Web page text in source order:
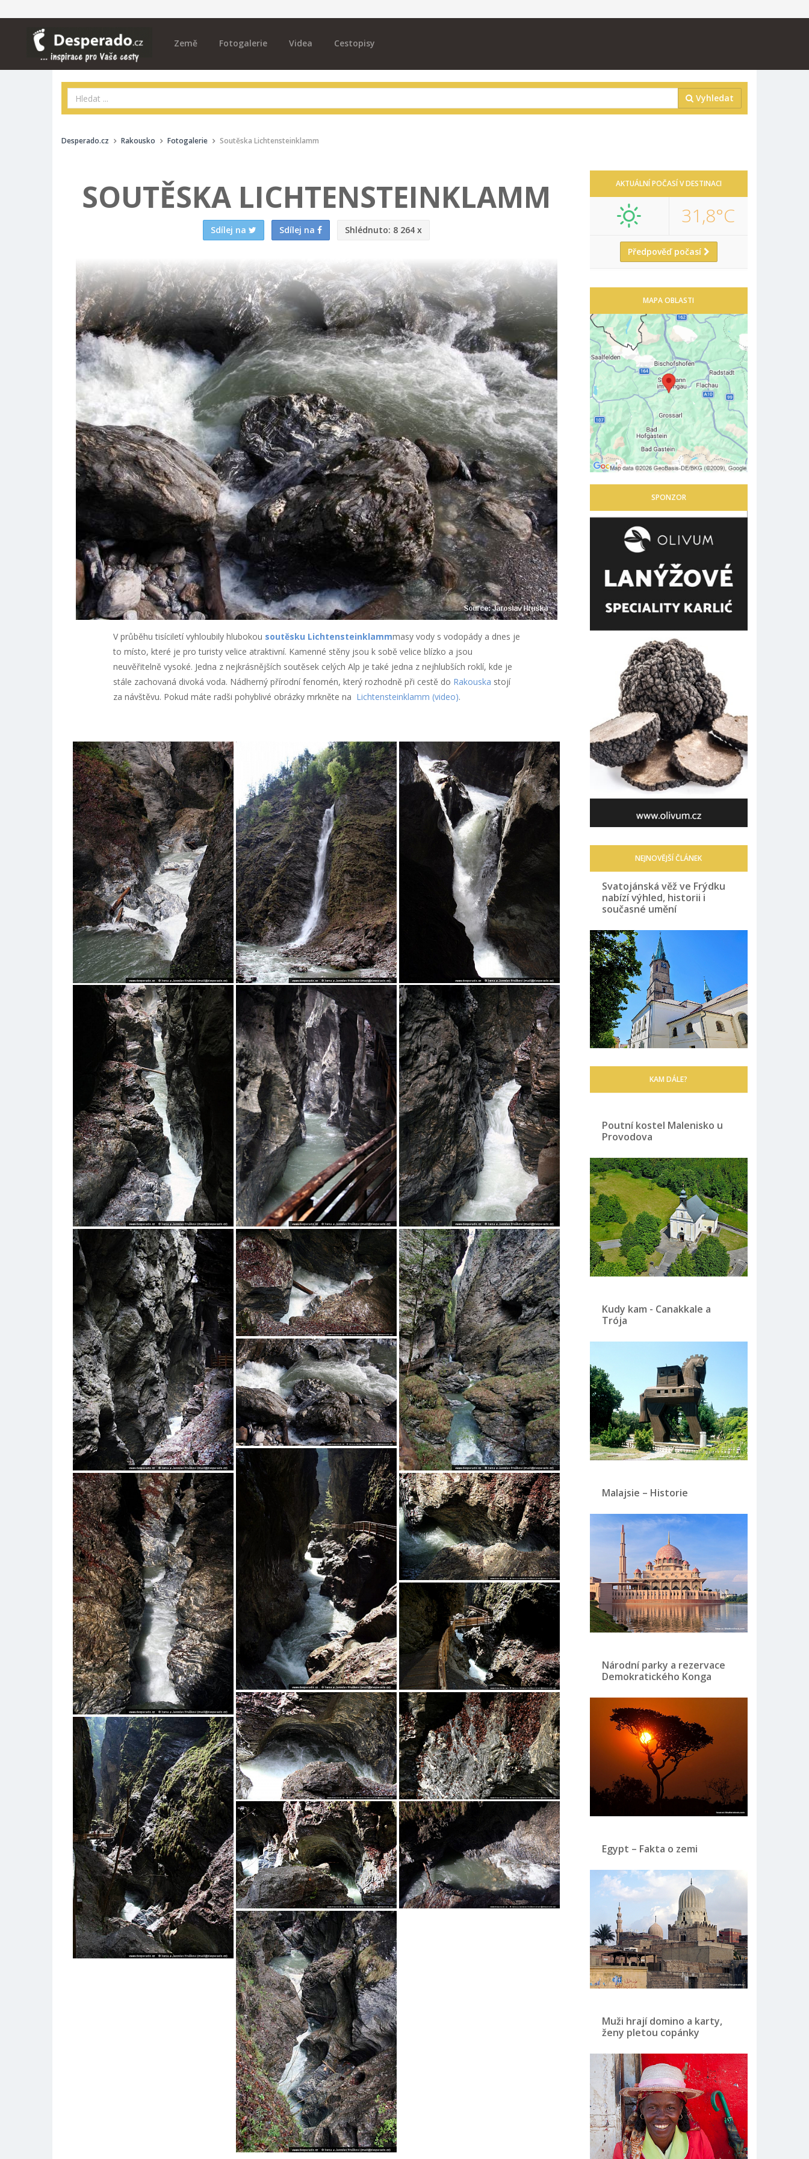
Země Fotogalerie Videa Cestopisy
Vyhledat
Desperado.cz Rakousko Fotogalerie Soutěska Lichtensteinklamm
SOUTĚSKA LICHTENSTEINKLAMM
Sdílej na Sdílej na Shlédnuto: 8 264 x
V průběhu tisíciletí vyhloubily hlubokou soutěsku Lichtensteinklammmasy vody s vodopády a dnes je
to místo, které je pro turisty velice atraktivní. Kamenné stěny jsou k sobě velice blízko a jsou
neuvěřitelně vysoké. Jedna z nejkrásnějších soutěsek celých Alp je také jedna z nejhlubších roklí, kde je
stále zachovaná divoká voda. Nádherný přírodní fenomén, který rozhodně při cestě do Rakouska stojí
za návštěvu. Pokud máte radši pohyblivé obrázky mrkněte na Lichtensteinklamm (video).
AKTUÁLNÍ POČASÍ V DESTINACI
31,8°C
Předpověď počasí
MAPA OBLASTI
SPONZOR
NEJNOVĚJŠÍ ČLÁNEK
Svatojánská věž ve Frýdku
nabízí výhled, historii i
současné umění
KAM DÁLE?
Poutní kostel Malenisko u
Provodova
Kudy kam - Canakkale a
Trója
Malajsie – Historie
Národní parky a rezervace
Demokratického Konga
Egypt – Fakta o zemi
Muži hrají domino a karty,
ženy pletou copánky